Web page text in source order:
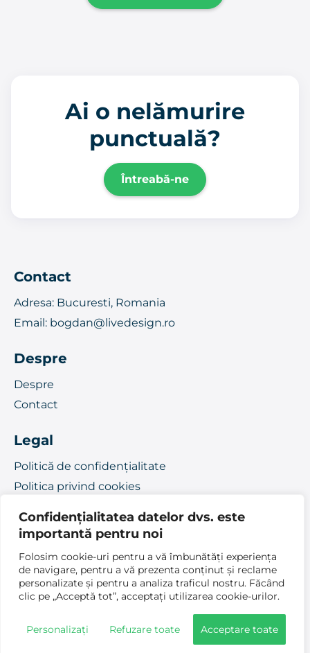
Confidențialitatea datelor dvs. este
importantă pentru noi
Folosim cookie-uri pentru a vă îmbunătăți experiența
de navigare, pentru a vă prezenta conținut și reclame
personalizate și pentru a analiza traficul nostru. Făcând
clic pe „Acceptă tot”, acceptați utilizarea cookie-urilor.
Personalizați Refuzare toate Acceptare toate
Ai o nelămurire
punctuală?
Întreabă-ne
Contact
Adresa: Bucuresti, Romania
Email: bogdan@livedesign.ro
Despre
Despre
Contact
Legal
Politică de confidențialitate
Politica privind cookies
© 2026 Site Bun
Designed by Live Design